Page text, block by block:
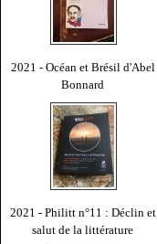
2021 - Océan et Brésil d'Abel
Bonnard
2021 - Philitt n°11 : Déclin et
salut de la littérature